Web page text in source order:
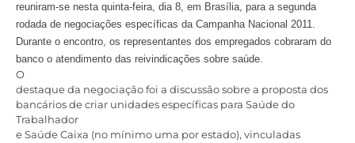
reuniram-se nesta quinta-feira, dia 8, em Brasília, para a segunda
rodada de negociações específicas da Campanha Nacional 2011.
Durante o encontro, os representantes dos empregados cobraram do
banco o atendimento das reivindicações sobre saúde.
O
destaque da negociação foi a discussão sobre a proposta dos
bancários de criar unidades específicas para Saúde do
Trabalhador
e Saúde Caixa (no mínimo uma por estado), vinculadas